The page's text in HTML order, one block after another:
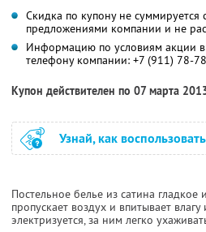
Скидка по купону не суммируется
предложениями компании и не
Информацию по условиям акции
телефону компании: +7 (911) 78-
Купон действителен по 07 марта
Узнай, как
Постельное белье из сатина
пропускает воздух и впитывает
электризуется, за ним легко